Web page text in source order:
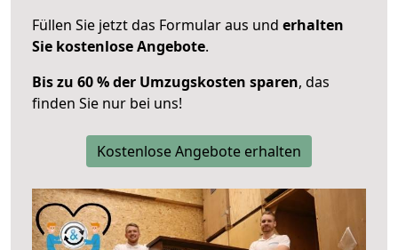
Füllen Sie jetzt das Formular aus und erhalten
Sie kostenlose Angebote.
Bis zu 60 % der Umzugskosten sparen, das
finden Sie nur bei uns!
Kostenlose Angebote erhalten